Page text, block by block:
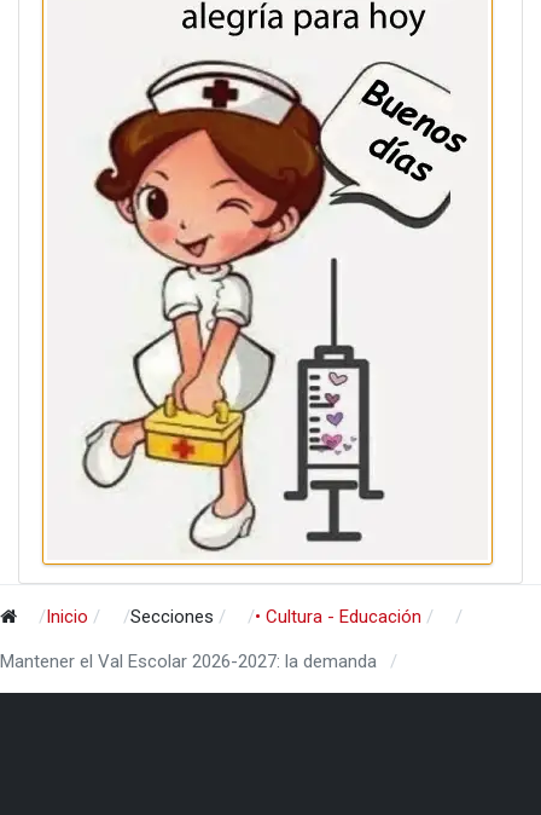
Inicio Secciones • Cultura - Educación
Mantener el Val Escolar 2026-2027: la demanda